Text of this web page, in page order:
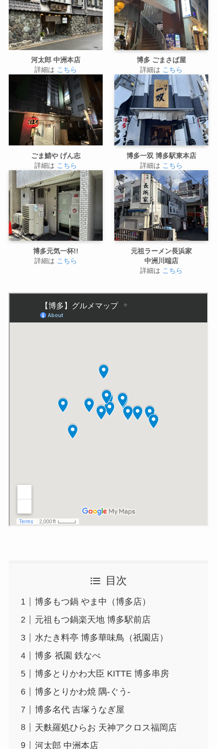
河太郎 中洲本店
詳細は こちら
博多 ごまさば屋
詳細は こちら
ごま鯖や げん志
詳細は こちら
博多一双 博多駅東本店
詳細は こちら
博多元気一杯!!
詳細は こちら
元祖ラーメン長浜家
中洲川端店
詳細は こちら
目次
博多もつ鍋 やま中（博多店）
元祖もつ鍋楽天地 博多駅前店
水たき料亭 博多華味鳥（祇園店）
博多 祇園 鉄なべ
博多とりかわ大臣 KITTE 博多串房
博多とりかわ焼 隅-ぐう-
博多名代 吉塚うなぎ屋
天麩羅処ひらお 天神アクロス福岡店
河太郎 中洲本店